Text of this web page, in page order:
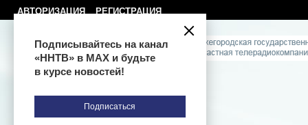
АВТОРИЗАЦИЯ РЕГИСТРАЦИЯ
Подписывайтесь на канал
«ННТВ» в МАХ и будьте
в курсе новостей!
Подписаться